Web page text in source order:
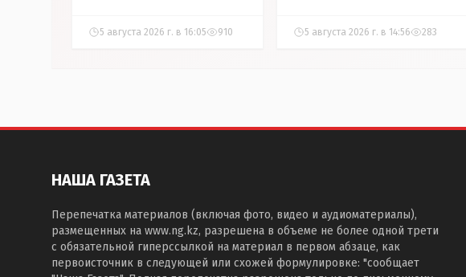
5 августа 2026 г. в 16:05 910 5 августа 2026 г. в 14:56 283
НАША ГАЗЕТА
Перепечатка материалов (включая фото, видео и аудиоматериалы),
размещенных на www.ng.kz, разрешена в объеме не более одной трети
с обязательной гиперссылкой на материал в первом абзаце, как
первоисточник в следующей или схожей формулировке: "сообщает